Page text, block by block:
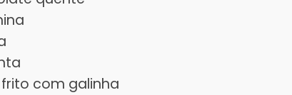
frito com galinha